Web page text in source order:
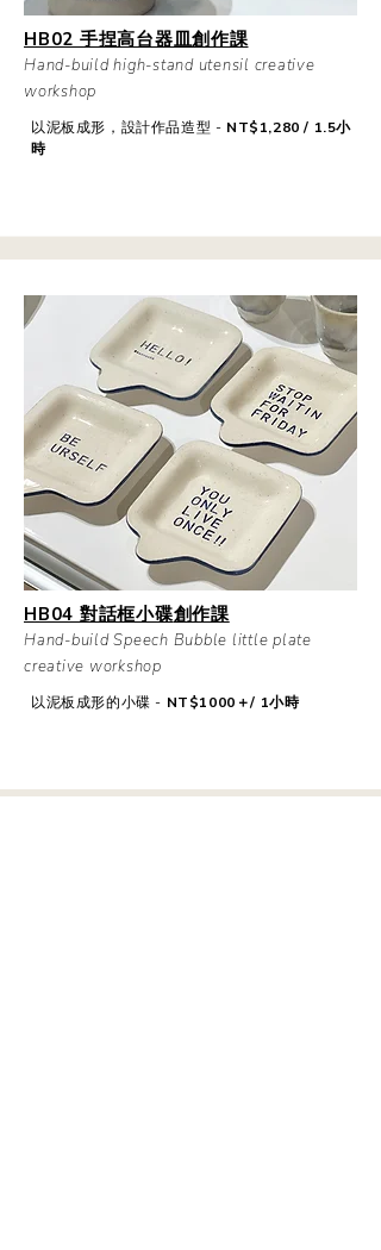
HB02 手捏高台器皿創作課
Hand-build high-stand utensil creative
workshop
以泥板成形，設計作品造型 - NT$1,280 / 1.5小
時
HB04 對話框小碟創作課
Hand-build Speech Bubble little plate
creative workshop
以泥板成形的小碟 - NT$1000＋/ 1小時